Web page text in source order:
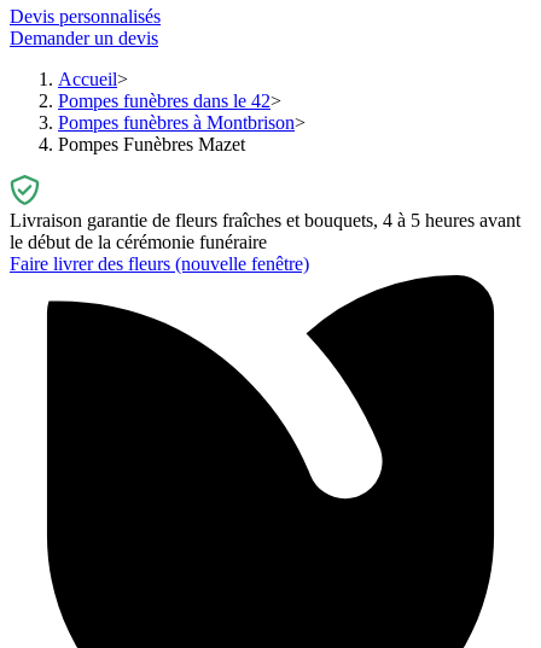
Devis personnalisés
Demander un devis
Accueil
Pompes funèbres dans le 42
Pompes funèbres à Montbrison
Pompes Funèbres Mazet
Livraison garantie de fleurs fraîches et bouquets, 4 à 5 heures avant
le début de la cérémonie funéraire
Faire livrer des fleurs (nouvelle fenêtre)